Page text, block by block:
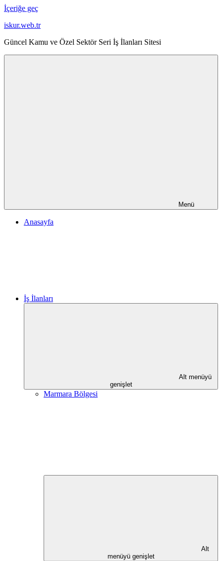
İçeriğe geç
iskur.web.tr
Güncel Kamu ve Özel Sektör Seri İş İlanları Sitesi
Menü
Anasayfa
İş İlanları
Alt menüyü
genişlet
Marmara Bölgesi
Alt
menüyü genişlet